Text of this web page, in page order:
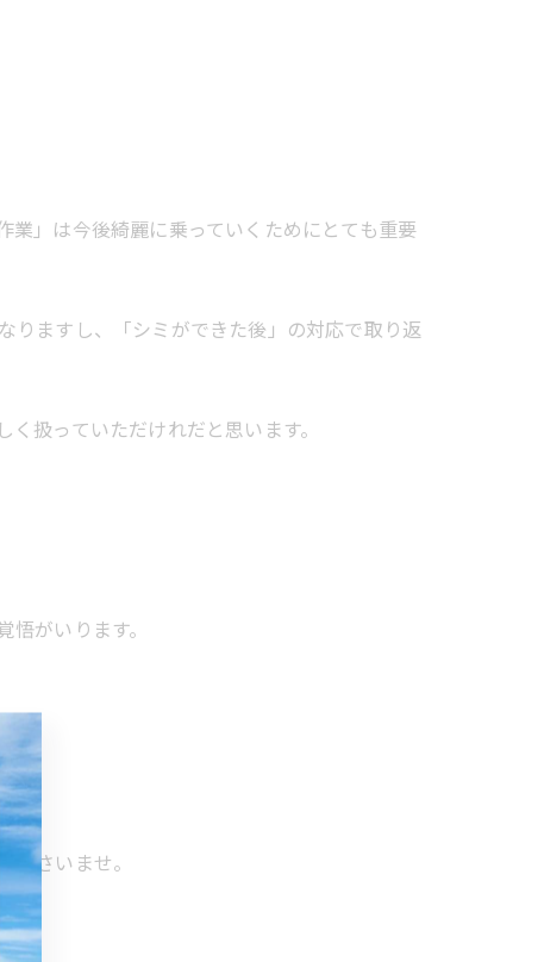
」は今後綺麗に乗っていくためにとても重要
りますし、「シミができた後」の対応で取り返
扱っていただけれだと思います。
がいります。
さいませ。